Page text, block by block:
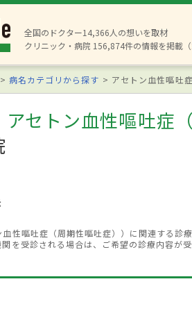
全国のドクター14,366人の想いを取材
クリニック・病院 156,874件の情報を掲載
病名カテゴリから探す アセトン血性嘔吐
セトン血性嘔吐症
性嘔吐症（周期性嘔吐症））に関連する診
を受診される場合は、ご希望の診療内容が